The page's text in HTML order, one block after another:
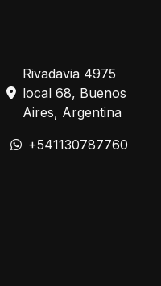
Rivadavia 4975
local 68, Buenos
Aires, Argentina
+541130787760